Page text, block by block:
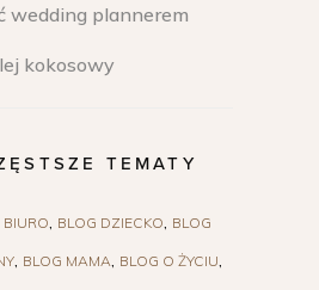
wedding plannerem
kokosowy
TEMATY
BIURO BLOG DZIECKO BLOG
BLOG MAMA BLOG O ŻYCIU